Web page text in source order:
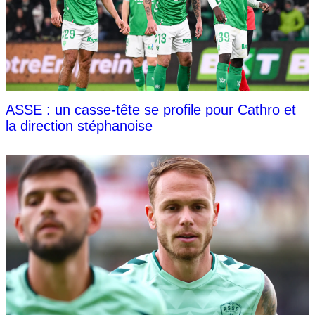
ASSE : un casse-tête se profile pour Cathro et
la direction stéphanoise